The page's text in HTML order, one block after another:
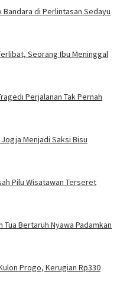
di Perlintasan Sedayu
Seorang Ibu Meninggal
Perjalanan Tak Pernah
Menjadi Saksi Bisu
Pilu Wisatawan Terseret
Bertaruh Nyawa Padamkan
Progo, Kerugian Rp330